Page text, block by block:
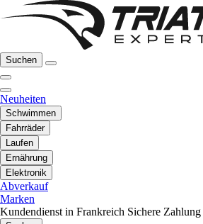
Suchen
Neuheiten
Schwimmen
Fahrräder
Laufen
Ernährung
Elektronik
Abverkauf
Marken
Kundendienst in Frankreich Sichere Zahlung